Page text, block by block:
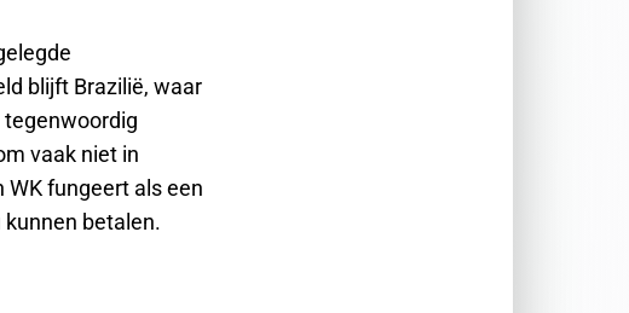
blijft Brazilië, waar
tegenwoordig
vaak niet in
fungeert als een
betalen.